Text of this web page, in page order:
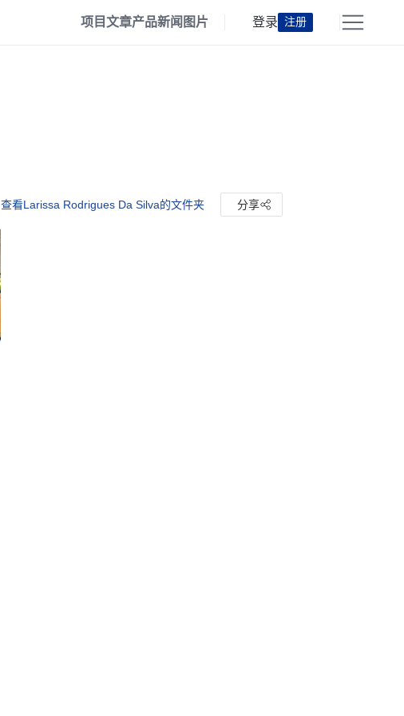
项目文章产品新闻 图片 登录 注册
查看Larissa Rodrigues Da Silva的文件夹 分享